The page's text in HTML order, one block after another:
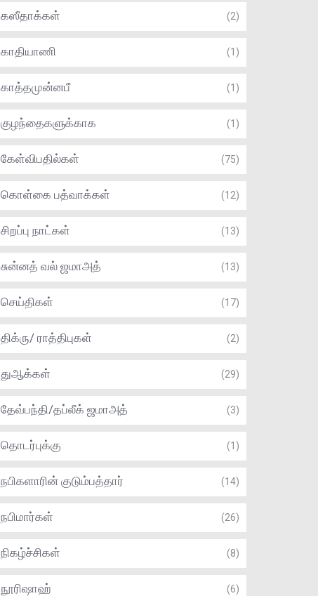
கஸீதாக்கள் (2)
காதியாணி (1)
காத்தமுன்னபீ (1)
குழந்தைகளுக்காக (1)
கேள்விபதில்கள் (75)
கொள்கை பத்வாக்கள் (12)
சிறப்பு நாட்கள் (13)
சுன்னத் வல் ஜமாஅத் (13)
செய்திகள் (17)
திக்ரு/ ராத்திபுகள் (2)
துஆக்கள் (29)
தேவ்பந்தி/தப்லீக் ஜமாஅத் (3)
தொடர்புக்கு (1)
நபிகளாரின் குடும்பத்தார் (14)
நபிமார்கள் (26)
நிகழ்ச்சிகள் (8)
நூரிஷாஹ் (6)